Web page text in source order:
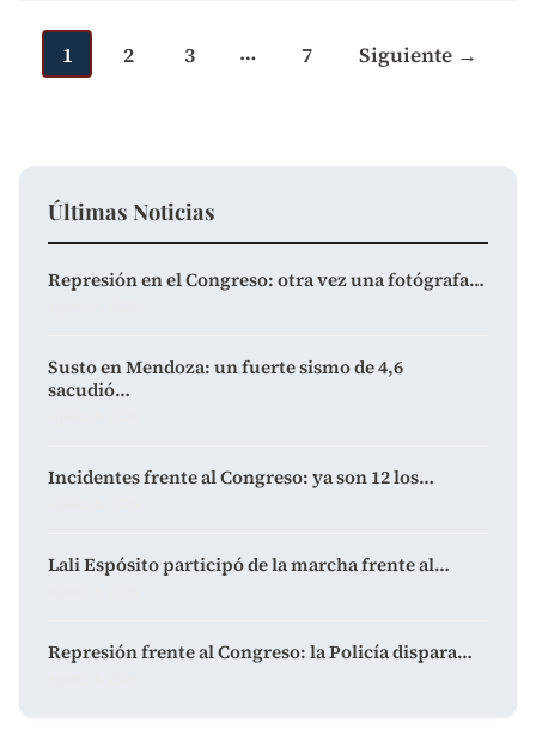
entradas
1 2 3 … 7 Siguiente →
Últimas Noticias
Represión en el Congreso: otra vez una fotógrafa…
Susto en Mendoza: un fuerte sismo de 4,6
sacudió…
Incidentes frente al Congreso: ya son 12 los…
Lali Espósito participó de la marcha frente al…
Represión frente al Congreso: la Policía dispara…